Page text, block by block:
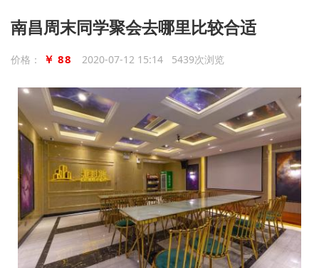
南昌周末同学聚会去哪里比较合适
价格： ￥ 88 2020-07-12 15:14 5439次浏览